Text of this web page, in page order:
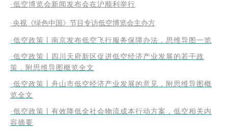
·低空博览会新闻发布会在沪顺利举行
·央视《绿色中国》节目专访低空博览会主办方
·低空政策丨南京发布低空飞行服务保障办法，思维导图一览
·低空政策丨四川天府新区促进低空经济产业发展的若干政
策，附思维导图概览全文
·低空政策丨舟山市低空经济产业发展的意见，附思维导图概
览全文
·低空政策丨有效降低全社会物流成本行动方案，低空相关内
容摘要